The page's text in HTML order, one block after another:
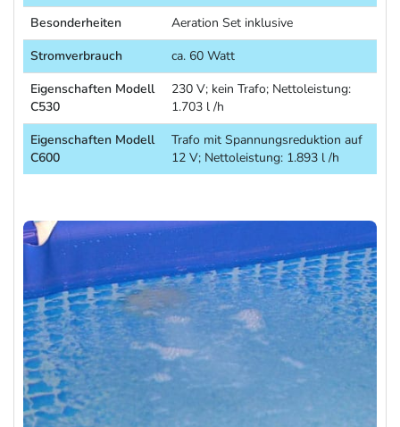
Besonderheiten
Aeration Set inklusive
Stromverbrauch
ca. 60 Watt
Eigenschaften Modell
C530
230 V; kein Trafo; Nettoleistung:
1.703 l /h
Eigenschaften Modell
C600
Trafo mit Spannungsreduktion auf
12 V; Nettoleistung: 1.893 l /h